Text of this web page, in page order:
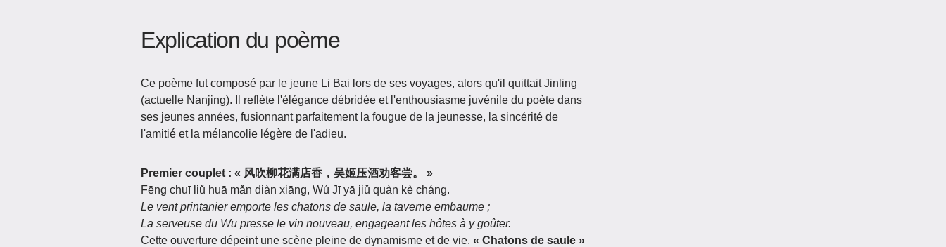
Explication du poème
Ce poème fut composé par le jeune Li Bai lors de ses voyages, alors qu'il quittait Jinling
(actuelle Nanjing). Il reflète l'élégance débridée et l'enthousiasme juvénile du poète dans
ses jeunes années, fusionnant parfaitement la fougue de la jeunesse, la sincérité de
l'amitié et la mélancolie légère de l'adieu.
Premier couplet : « 风吹柳花满店香，吴姬压酒劝客尝。 »
Fēng chuī liǔ huā mǎn diàn xiāng, Wú Jī yā jiǔ quàn kè cháng.
Le vent printanier emporte les chatons de saule, la taverne embaume ;
La serveuse du Wu presse le vin nouveau, engageant les hôtes à y goûter.
Cette ouverture dépeint une scène pleine de dynamisme et de vie. « Chatons de saule »